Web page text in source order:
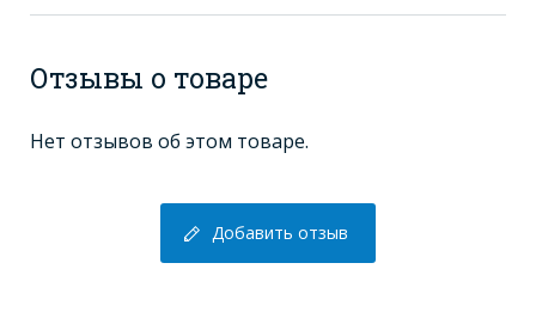
Отзывы о товаре
Нет отзывов об этом товаре.
Добавить отзыв